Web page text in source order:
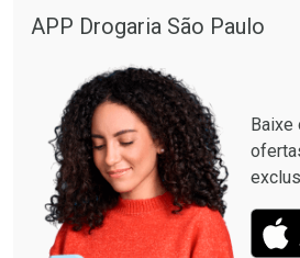
APP Drogaria São Paulo
Baixe